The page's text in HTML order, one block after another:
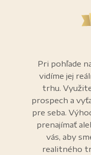
Pri pohľade
vidíme jej
trhu.
prospech a
pre seba.
prenajímať
vás, aby
realitného